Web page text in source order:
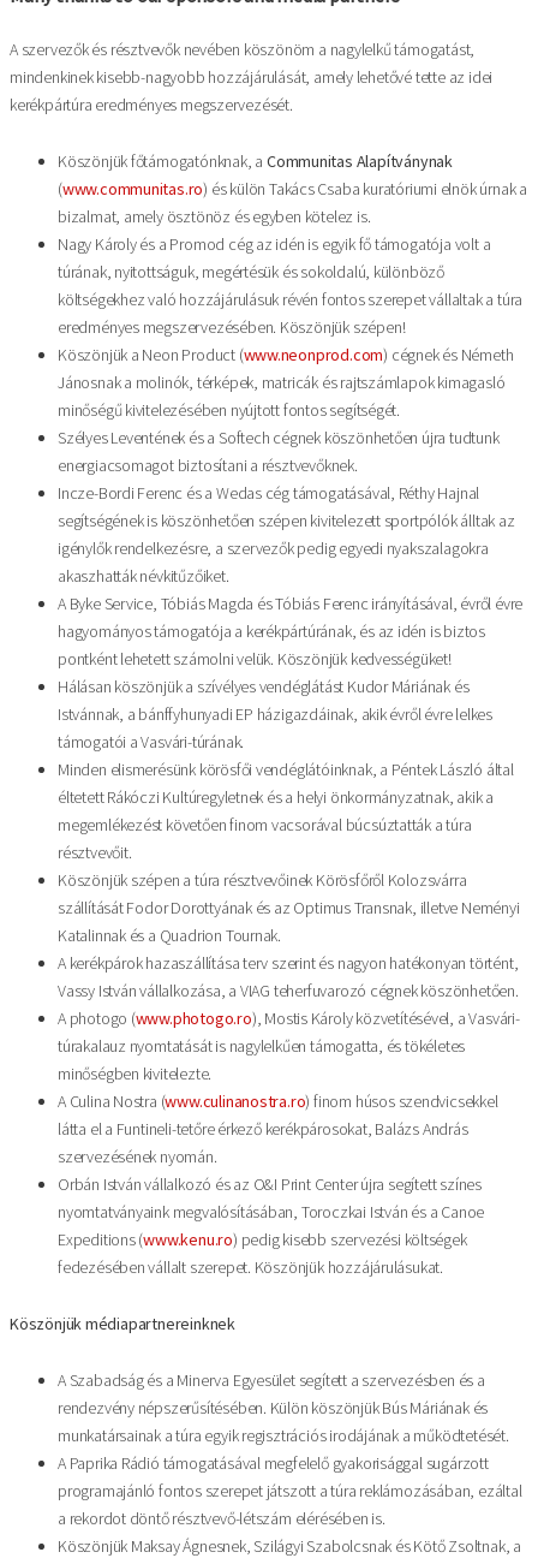
A szervezők és résztvevők nevében köszönöm a nagylelkű támogatást,
mindenkinek kisebb-nagyobb hozzájárulását, amely lehetővé tette az idei
kerékpártúra eredményes megszervezését.
Köszönjük főtámogatónknak, a Communitas Alapítványnak
(www.communitas.ro) és külön Takács Csaba kuratóriumi elnök úrnak a
bizalmat, amely ösztönöz és egyben kötelez is.
Nagy Károly és a Promod cég az idén is egyik fő támogatója volt a
túrának, nyitottságuk, megértésük és sokoldalú, különböző
költségekhez való hozzájárulásuk révén fontos szerepet vállaltak a túra
eredményes megszervezésében. Köszönjük szépen!
Köszönjük a Neon Product (www.neonprod.com) cégnek és Németh
Jánosnak a molinók, térképek, matricák és rajtszámlapok kimagasló
minőségű kivitelezésében nyújtott fontos segítségét.
Szélyes Leventének és a Softech cégnek köszönhetően újra tudtunk
energiacsomagot biztosítani a résztvevőknek.
Incze-Bordi Ferenc és a Wedas cég támogatásával, Réthy Hajnal
segítségének is köszönhetően szépen kivitelezett sportpólók álltak az
igénylők rendelkezésre, a szervezők pedig egyedi nyakszalagokra
akaszhatták névkitűzőiket.
A Byke Service, Tóbiás Magda és Tóbiás Ferenc irányításával, évről évre
hagyományos támogatója a kerékpártúrának, és az idén is biztos
pontként lehetett számolni velük. Köszönjük kedvességüket!
Hálásan köszönjük a szívélyes vendéglátást Kudor Máriának és
Istvánnak, a bánffyhunyadi EP házigazdáinak, akik évről évre lelkes
támogatói a Vasvári-túrának.
Minden elismerésünk körösfői vendéglátóinknak, a Péntek László által
éltetett Rákóczi Kultúregyletnek és a helyi önkormányzatnak, akik a
megemlékezést követően finom vacsorával búcsúztatták a túra
résztvevőit.
Köszönjük szépen a túra résztvevőinek Körösfőről Kolozsvárra
szállítását Fodor Dorottyának és az Optimus Transnak, illetve Neményi
Katalinnak és a Quadrion Tournak.
A kerékpárok hazaszállítása terv szerint és nagyon hatékonyan történt,
Vassy István vállalkozása, a VIAG teherfuvarozó cégnek köszönhetően.
A photogo (www.photogo.ro), Mostis Károly közvetítésével, a Vasvári-
túrakalauz nyomtatását is nagylelkűen támogatta, és tökéletes
minőségben kivitelezte.
A Culina Nostra (www.culinanostra.ro) finom húsos szendvicsekkel
látta el a Funtineli-tetőre érkező kerékpárosokat, Balázs András
szervezésének nyomán.
Orbán István vállalkozó és az O&I Print Center újra segített színes
nyomtatványaink megvalósításában, Toroczkai István és a Canoe
Expeditions (www.kenu.ro) pedig kisebb szervezési költségek
fedezésében vállalt szerepet. Köszönjük hozzájárulásukat.
Köszönjük médiapartnereinknek
A Szabadság és a Minerva Egyesület segített a szervezésben és a
rendezvény népszerűsítésében. Külön köszönjük Bús Máriának és
munkatársainak a túra egyik regisztrációs irodájának a működtetését.
A Paprika Rádió támogatásával megfelelő gyakorisággal sugárzott
programajánló fontos szerepet játszott a túra reklámozásában, ezáltal
a rekordot döntő résztvevő-létszám elérésében is.
Köszönjük Maksay Ágnesnek, Szilágyi Szabolcsnak és Kötő Zsoltnak, a